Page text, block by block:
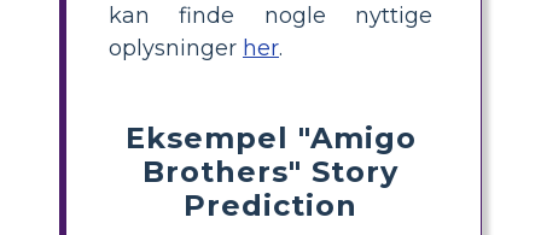
kan finde nogle nyttige
oplysninger her.
Eksempel "Amigo
Brothers" Story
Prediction